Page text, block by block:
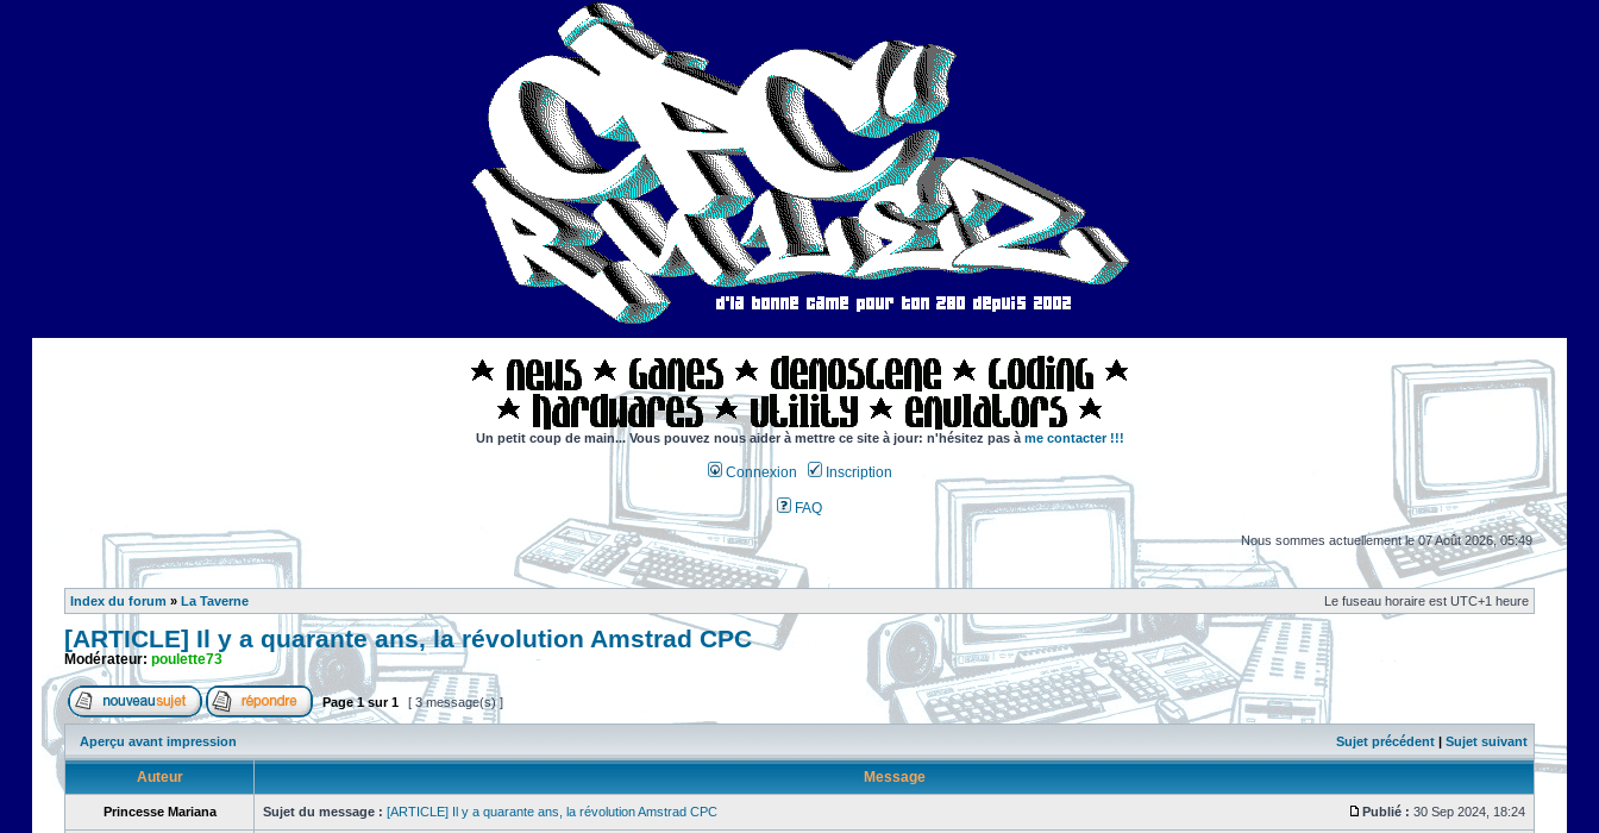
Un petit coup de main... Vous pouvez nous aider à mettre ce site à jour: n'hésitez pas à me contacter !!!
Connexion Inscription
FAQ
Nous sommes actuellement le 07 Août 2026, 05:49
Index du forum » La Taverne Le fuseau horaire est UTC+1 heure
[ARTICLE] Il y a quarante ans, la révolution Amstrad CPC
Modérateur: poulette73
Page1sur1 [ 3 message(s) ]
Aperçu avant impression Sujet précédent | Sujet suivant
Auteur Message
Princesse Mariana Sujet du message : [ARTICLE] Il y a quarante ans, la révolution Amstrad CPC Publié : 30 Sep 2024, 18:24